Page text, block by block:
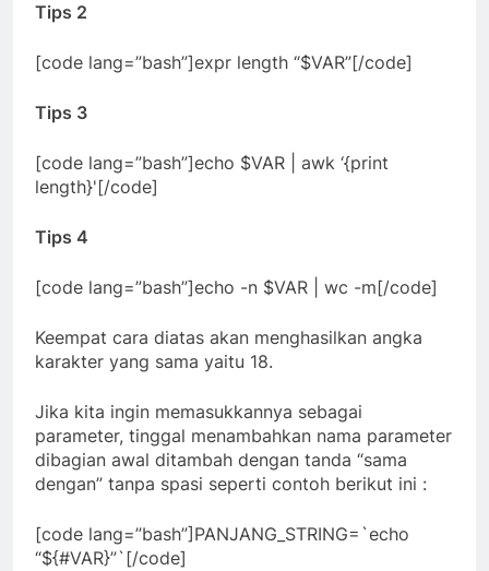
Tips 2
[code lang=”bash”]expr length “$VAR”[/code]
Tips 3
[code lang=”bash”]echo $VAR | awk ‘{print
length}'[/code]
Tips 4
[code lang=”bash”]echo -n $VAR | wc -m[/code]
Keempat cara diatas akan menghasilkan angka
karakter yang sama yaitu 18.
Jika kita ingin memasukkannya sebagai
parameter, tinggal menambahkan nama parameter
dibagian awal ditambah dengan tanda “sama
dengan” tanpa spasi seperti contoh berikut ini :
[code lang=”bash”]PANJANG_STRING=`echo
“${#VAR}”`[/code]